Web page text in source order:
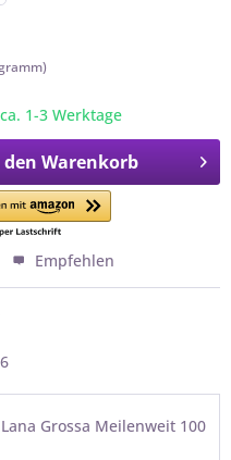
1-3 Werktage
den Warenkorb
Empfehlen
Grossa Meilenweit 100